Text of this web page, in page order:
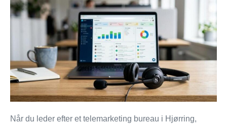
Telemarketing
bureau
Hjørring
til
B2B-
salg
Når du leder efter et telemarketing bureau i Hjørring,